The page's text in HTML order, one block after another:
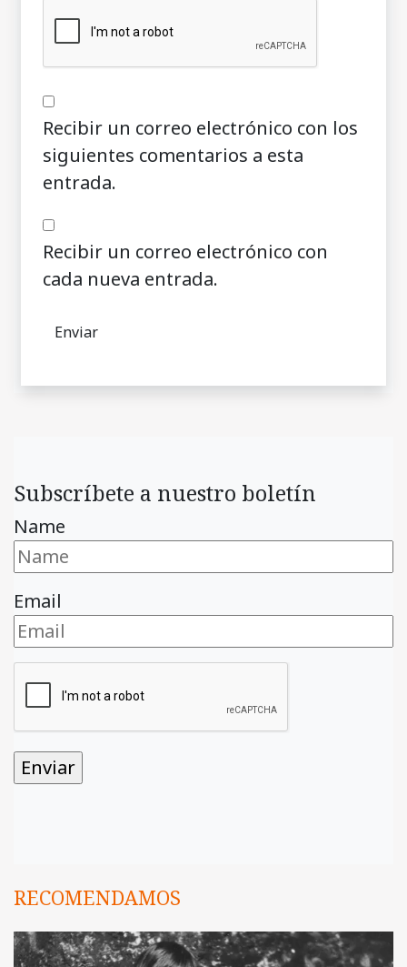
Recibir un correo electrónico con los
siguientes comentarios a esta
entrada.
Recibir un correo electrónico con
cada nueva entrada.
Subscríbete a nuestro boletín
Name
Email
RECOMENDAMOS